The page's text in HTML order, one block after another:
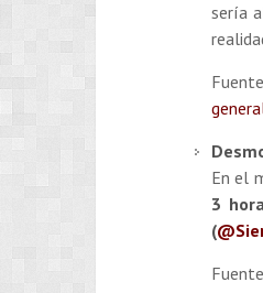
sería
En el
3
(